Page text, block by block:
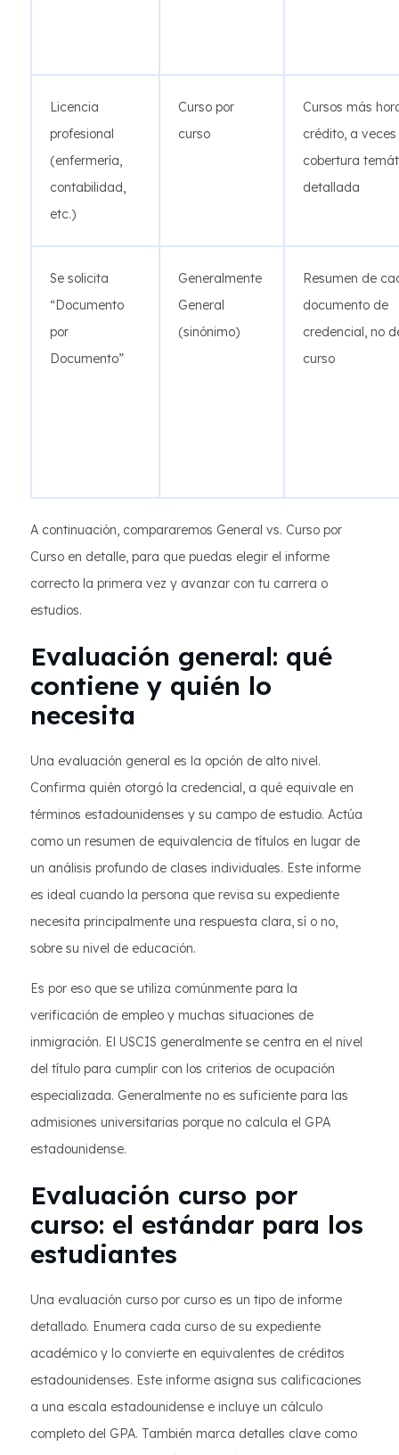
Licencia
profesional
(enfermería,
contabilidad,
etc.)
Curso por
curso
Cursos más
crédito, a veces
cobertura
detallada
Se solicita
“Documento
por
Documento”
Generalmente
General
(sinónimo)
Resumen de
documento de
credencial, no
curso
A continuación, compararemos General vs. Curso por
Curso en detalle, para que puedas elegir el informe
correcto la primera vez y avanzar con tu carrera o
estudios.
Evaluación general: qué
contiene y quién lo
necesita
Una evaluación general es la opción de alto nivel.
Confirma quién otorgó la credencial, a qué equivale en
términos estadounidenses y su campo de estudio. Actúa
como un resumen de equivalencia de títulos en lugar de
un análisis profundo de clases individuales. Este informe
es ideal cuando la persona que revisa su expediente
necesita principalmente una respuesta clara, sí o no,
sobre su nivel de educación.
Es por eso que se utiliza comúnmente para la
verificación de empleo y muchas situaciones de
inmigración. El USCIS generalmente se centra en el nivel
del título para cumplir con los criterios de ocupación
especializada. Generalmente no es suficiente para las
admisiones universitarias porque no calcula el GPA
estadounidense.
Evaluación curso por
curso: el estándar para los
estudiantes
Una evaluación curso por curso es un tipo de informe
detallado. Enumera cada curso de su expediente
académico y lo convierte en equivalentes de créditos
estadounidenses. Este informe asigna sus calificaciones
a una escala estadounidense e incluye un cálculo
completo del GPA. También marca detalles clave como